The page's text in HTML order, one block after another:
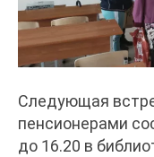
Следующая
пенсионерами
до 16.20 в